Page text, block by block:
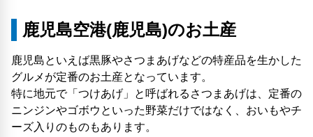
鹿児島空港(鹿児島)のお土産
鹿児島といえば黒豚やさつまあげなどの特産品を生かした
グルメが定番のお土産となっています。
特に地元で「つけあげ」と呼ばれるさつまあげは、定番の
ニンジンやゴボウといった野菜だけではなく、おいもやチ
ーズ入りのものもあります。